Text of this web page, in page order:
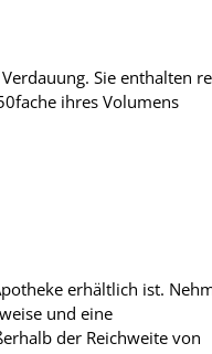
Sie enthalten
ihres Volumens
erhältlich ist.
und eine
der Reichweite von